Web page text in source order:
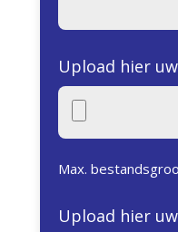
Upload hier
Max.
Upload hier